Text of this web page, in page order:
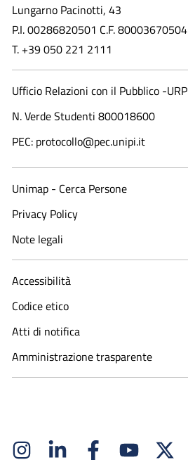
Lungarno Pacinotti, 43
P.I. 00286820501 C.F. 80003670504
T. +39 050 221 2111
Ufficio Relazioni con il Pubblico -URP
N. Verde Studenti 800018600​
PEC: protocollo@pec.unipi.it
Unimap - Cerca Persone
Privacy Policy
Note legali
Accessibilità
Codice etico
Atti di notifica
Amministrazione trasparente